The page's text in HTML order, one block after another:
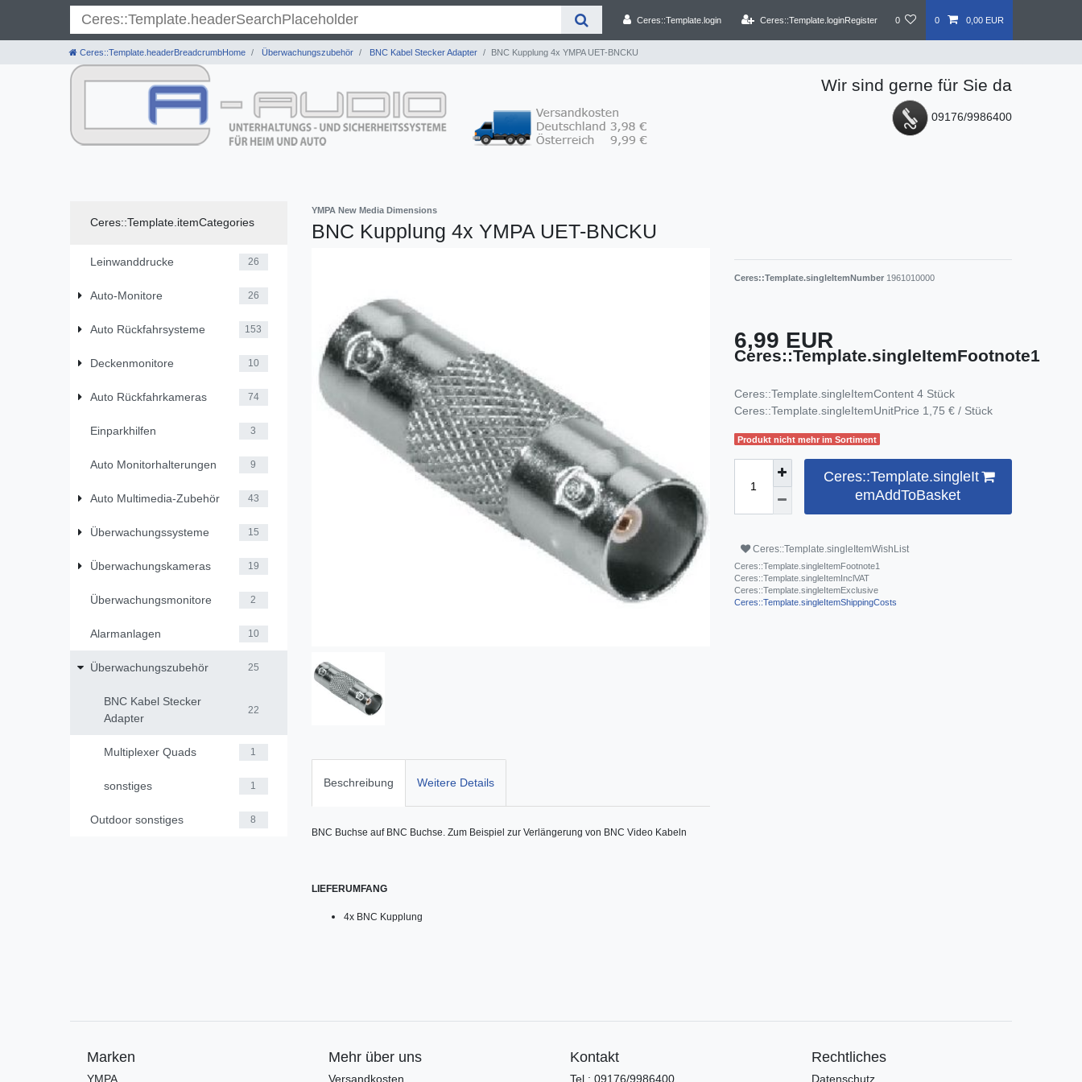
Ceres::Template.login Ceres::Template.loginRegister 0 0 0,00 EUR
Ceres::Template.headerBreadcrumbHome Überwachungszubehör BNC Kabel Stecker Adapter BNC Kupplung 4x YMPA UET-BNCKU
Wir sind gerne für Sie da
09176/9986400
Ceres::Template.itemCategories
Leinwanddrucke 26
Auto-Monitore 26
Auto Rückfahrsysteme 153
Deckenmonitore 10
Auto Rückfahrkameras 74
Einparkhilfen 3
Auto Monitorhalterungen 9
Auto Multimedia-Zubehör 43
Überwachungssysteme 15
Überwachungskameras 19
Überwachungsmonitore 2
Alarmanlagen 10
Überwachungszubehör 25
BNC Kabel Stecker
Adapter
22
Multiplexer Quads 1
sonstiges 1
Outdoor sonstiges 8
YMPA New Media Dimensions
BNC Kupplung 4x YMPA UET-BNCKU
Beschreibung Weitere Details
BNC Buchse auf BNC Buchse. Zum Beispiel zur Verlängerung von BNC Video Kabeln
LIEFERUMFANG
4x BNC Kupplung
Ceres::Template.singleItemNumber 1961010000
6,99 EUR
Ceres::Template.singleItemFootnote1
Ceres::Template.singleItemContent 4 Stück
Ceres::Template.singleItemUnitPrice 1,75 € / Stück
Produkt nicht mehr im Sortiment
Ceres::Template.singleIt
emAddToBasket
Ceres::Template.singleItemWishList
Ceres::Template.singleItemFootnote1
Ceres::Template.singleItemInclVAT
Ceres::Template.singleItemExclusive
Ceres::Template.singleItemShippingCosts
Marken
YMPA
Mehr über uns
Versandkosten
Kontakt
Tel.: 09176/9986400
Rechtliches
Datenschutz